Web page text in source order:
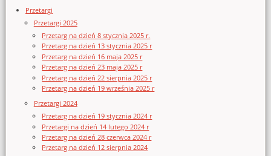
Przetargi
Przetargi 2025
Przetarg na dzień 8 stycznia 2025 r.
Przetarg na dzień 13 stycznia 2025 r
Przetarg na dzień 16 maja 2025 r
Przetarg na dzień 23 maja 2025 r
Przetarg na dzień 22 sierpnia 2025 r
Przetarg na dzień 19 września 2025 r
Przetargi 2024
Przetarg na dzień 19 stycznia 2024 r
Przetargi na dzień 14 lutego 2024 r
Przetarg na dzień 28 czerwca 2024 r
Przetarg na dzień 12 sierpnia 2024